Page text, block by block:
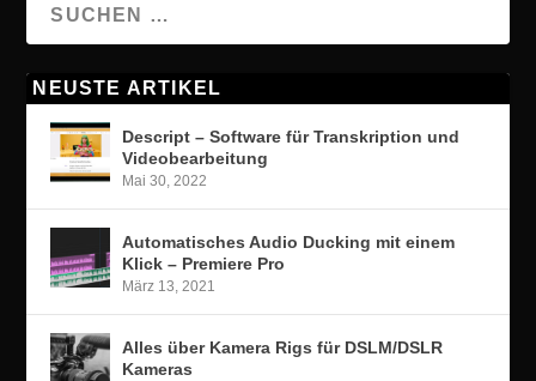
NEUSTE ARTIKEL
Descript – Software für Transkription und
Videobearbeitung
Mai 30, 2022
Automatisches Audio Ducking mit einem
Klick – Premiere Pro
März 13, 2021
Alles über Kamera Rigs für DSLM/DSLR
Kameras